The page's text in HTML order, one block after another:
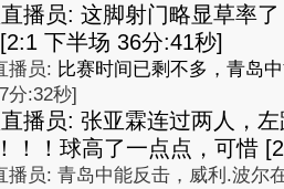
播员: 这脚射门略显草率
下半场 36分:41秒]
播员: 比赛时间已剩不多，青岛
分:32秒]
播员: 张亚霖连过两人，
！！球高了一点点，可惜
播员: 青岛中能反击，威利.波尔